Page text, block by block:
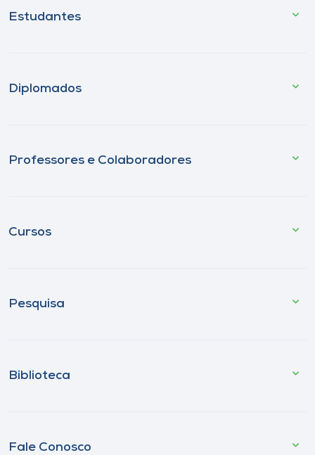
Estudantes
Diplomados
Professores e Colaboradores
Cursos
Pesquisa
Biblioteca
Fale Conosco